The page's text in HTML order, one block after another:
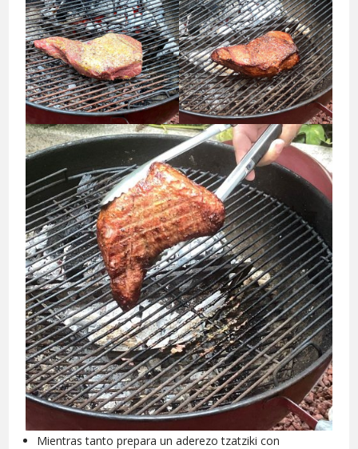
Mientras tanto prepara un aderezo tzatziki con